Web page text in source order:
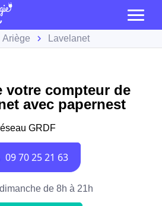
Ariège Lavelanet